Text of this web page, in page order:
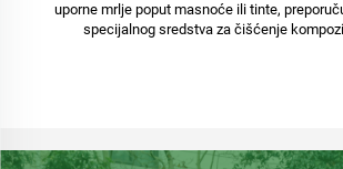
uporne mrlje poput masnoće ili tinte,
specijalnog sredstva za čišćenje